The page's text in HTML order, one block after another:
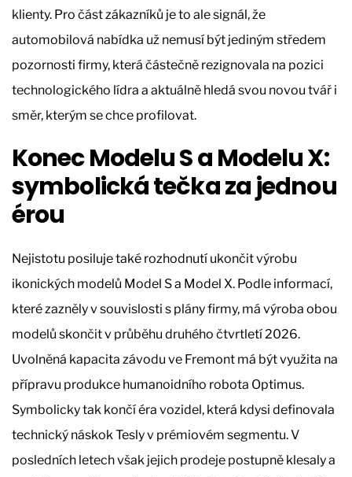
klienty. Pro část zákazníků je to ale signál, že
automobilová nabídka už nemusí být jediným středem
pozornosti firmy, která částečně rezignovala na pozici
technologického lídra a aktuálně hledá svou novou tvář i
směr, kterým se chce profilovat.
Konec Modelu S a Modelu X:
symbolická tečka za jednou
érou
Nejistotu posiluje také rozhodnutí ukončit výrobu
ikonických modelů Model S a Model X. Podle informací,
které zazněly v souvislosti s plány firmy, má výroba obou
modelů skončit v průběhu druhého čtvrtletí 2026.
Uvolněná kapacita závodu ve Fremont má být využita na
přípravu produkce humanoidního robota Optimus.
Symbolicky tak končí éra vozidel, která kdysi definovala
technický náskok Tesly v prémiovém segmentu. V
posledních letech však jejich prodeje postupně klesaly a